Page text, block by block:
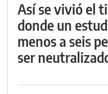
Así se vivió el
donde un
menos a seis
ser